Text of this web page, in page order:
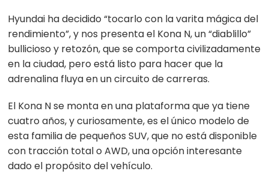
Hyundai ha decidido “tocarlo con la varita mágica del
rendimiento”, y nos presenta el Kona N, un “diablillo”
bullicioso y retozón, que se comporta civilizadamente
en la ciudad, pero está listo para hacer que la
adrenalina fluya en un circuito de carreras.
El Kona N se monta en una plataforma que ya tiene
cuatro años, y curiosamente, es el único modelo de
esta familia de pequeños SUV, que no está disponible
con tracción total o AWD, una opción interesante
dado el propósito del vehículo.